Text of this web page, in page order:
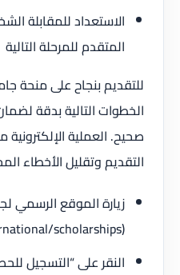
الاستعداد للمقابلة
المتقدم للمرحلة التالية
للتقديم بنجاح على منحة
الخطوات التالية بدقة
صحيح. العملية
التقديم وتقليل الأخطاء
زيارة الموقع
(www.unizar.es/international/scholarships)
النقر على “التسجيل